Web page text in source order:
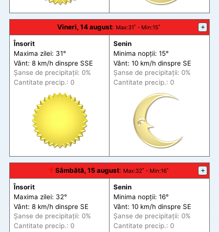
Vineri, 14 august: Max:31˚ - Min:15˚ +
Însorit
Maxima zilei: 31°
Vânt: 8 km/h dinspre SSE
Șanse de precipitații: 0%
Cantitate precip.: 0
Senin
Minima nopții: 15°
Vânt: 10 km/h dinspre SE
Șanse de precipitații: 0%
Cantitate precip.: 0
🕆 Sâmbătă, 15 august: Max:32˚ - Min:16˚ +
Însorit
Maxima zilei: 32°
Vânt: 8 km/h dinspre SE
Șanse de precipitații: 0%
Cantitate precip.: 0
Senin
Minima nopții: 16°
Vânt: 10 km/h dinspre SE
Șanse de precipitații: 0%
Cantitate precip.: 0